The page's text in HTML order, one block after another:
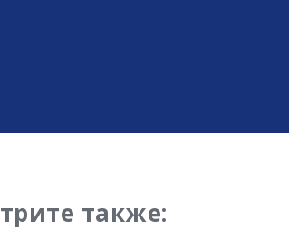
также: